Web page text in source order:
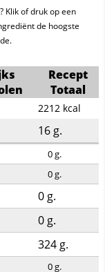
Klik of druk op een
de hoogste
Recept
Totaal
2212 kcal
16g.
0g.
0g.
0g.
0g.
324g.
0g.